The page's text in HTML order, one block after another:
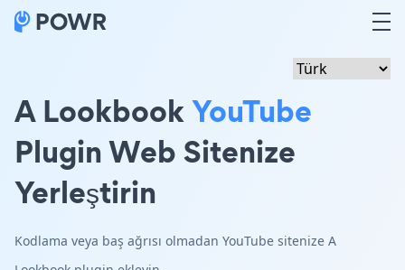
A LookbookYouTube
Plugin Web Sitenize
Yerleştirin
Kodlama veya baş ağrısı olmadan YouTube sitenize A